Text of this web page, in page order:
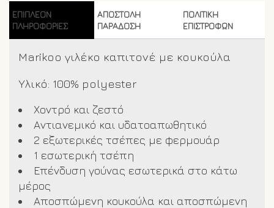
ΕΠΙΠΛΈΟΝ
ΠΛΗΡΟΦΟΡΊΕΣ
ΑΠΟΣΤΟΛΗ
ΠΑΡΑΔΟΣΗ
ΠΟΛΙΤΙΚΗ
ΕΠΙΣΤΡΟΦΩΝ
Marikoo γιλέκο καπιτονέ με κουκούλα
Υλικό: 100% polyester
Χοντρό και ζεστό
Αντιανεμικό και υδατοαπωθητικό
2 εξωτερικές τσέπες με φερμουάρ
1 εσωτερική τσέπη
Επένδυση γούνας εσωτερικά στο κάτω
μέρος
Αποσπώμενη κουκούλα και αποσπώμενη